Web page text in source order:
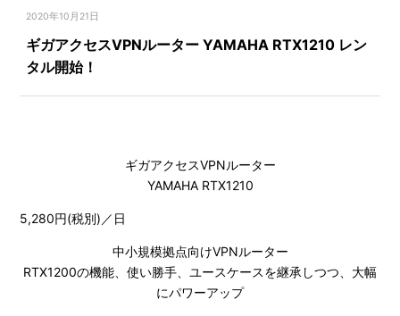
2020年10月21日
ギガアクセスVPNルーター YAMAHA RTX1210 レン
タル開始！
ギガアクセスVPNルーター
YAMAHA RTX1210
5,280円(税別)／日
中小規模拠点向けVPNルーター
RTX1200の機能、使い勝手、ユースケースを継承しつつ、大幅
にパワーアップ